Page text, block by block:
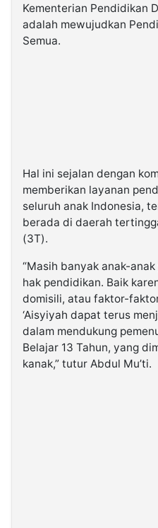
Kementerian Pendidikan
adalah mewujudkan
Semua.
Hal ini sejalan dengan
memberikan layanan
seluruh anak Indonesia,
berada di daerah
(3T).
“Masih banyak anak-
hak pendidikan. Baik
domisili, atau faktor-
‘Aisyiyah dapat terus
dalam mendukung
Belajar 13 Tahun, yang
kanak,” tutur Abdul Mu’ti.